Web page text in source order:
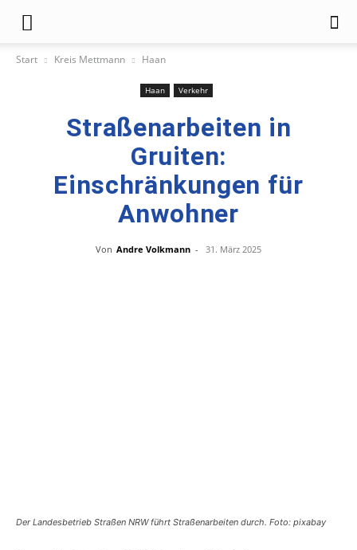
Start Kreis Mettmann Haan
Haan Verkehr
Straßenarbeiten in
Gruiten:
Einschränkungen für
Anwohner
Von Andre Volkmann - 31. März 2025
Der Landesbetrieb Straßen NRW führt Straßenarbeiten durch. Foto: pixabay